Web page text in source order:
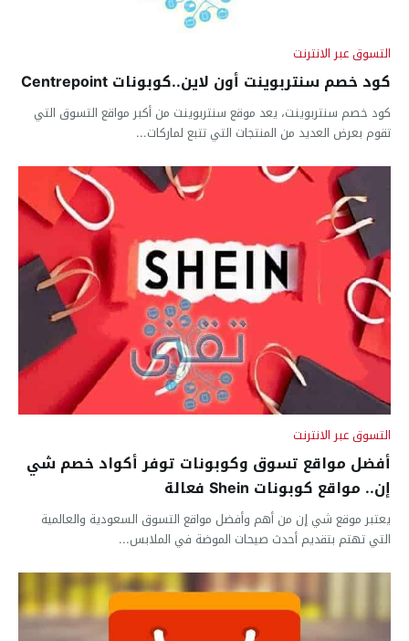
التسوق عبر الانترنت
كود خصم سنتربوينت أون لاين..كوبونات Centrepoint
كود خصم سنتربوينت، يعد موقع سنتربوينت من أكبر مواقع التسوق التي
تقوم بعرض العديد من المنتجات التي تتبع لماركات...
التسوق عبر الانترنت
أفضل مواقع تسوق وكوبونات توفر أكواد خصم شي
إن.. مواقع كوبونات Shein فعالة
يعتبر موقع شي إن من أهم وأفضل مواقع التسوق السعودية والعالمية
التي تهتم بتقديم أحدث صيحات الموضة في الملابس...